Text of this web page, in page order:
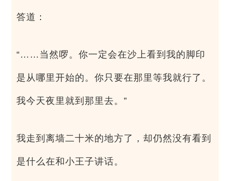
答道：
“……当然啰。你一定会在沙上看到我的脚印
是从哪里开始的。你只要在那里等我就行了。
我今天夜里就到那里去。”
我走到离墙二十米的地方了，却仍然没有看到
是什么在和小王子讲话。